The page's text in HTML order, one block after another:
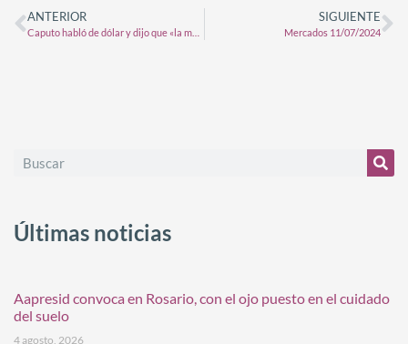
ANTERIOR SIGUIENTE
Mercados 11/07/2024
Últimas noticias
Aapresid convoca en Rosario, con el ojo puesto en el cuidado
del suelo
4 agosto, 2026